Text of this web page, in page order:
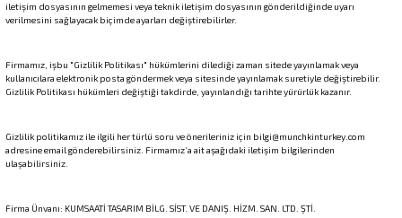
iletişim dosyasının gelmemesi veya teknik iletişim dosyasının gönderildiğinde uyarı
verilmesini sağlayacak biçimde ayarları değiştirebilirler.
Firmamız, işbu "Gizlilik Politikası" hükümlerini dilediği zaman sitede yayınlamak veya
kullanıcılara elektronik posta göndermek veya sitesinde yayınlamak suretiyle değiştirebilir.
Gizlilik Politikası hükümleri değiştiği takdirde, yayınlandığı tarihte yürürlük kazanır.
Gizlilik politikamız ile ilgili her türlü soru ve önerileriniz için bilgi@munchkinturkey.com
adresine email gönderebilirsiniz. Firmamız’a ait aşağıdaki iletişim bilgilerinden
ulaşabilirsiniz.
Firma Ünvanı: KUMSAATİ TASARIM BİLG. SİST. VE DANIŞ. HİZM. SAN. LTD. ŞTİ.